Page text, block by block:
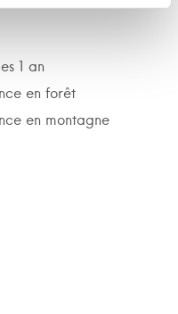
1 an
en forêt
en montagne